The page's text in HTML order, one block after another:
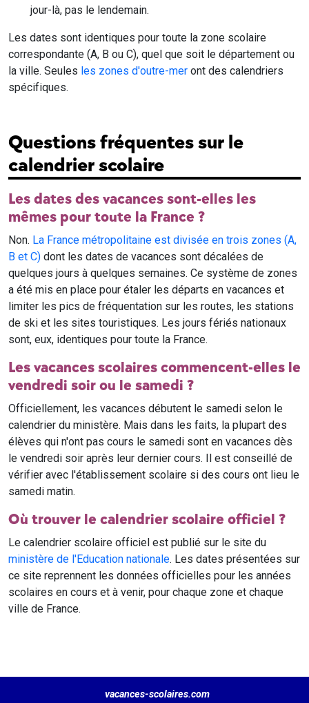
jour-là, pas le lendemain.
Les dates sont identiques pour toute la zone scolaire
correspondante (A, B ou C), quel que soit le département ou
la ville. Seules les zones d'outre-mer ont des calendriers
spécifiques.
Questions fréquentes sur le
calendrier scolaire
Les dates des vacances sont-elles les
mêmes pour toute la France ?
Non. La France métropolitaine est divisée en trois zones (A,
B et C) dont les dates de vacances sont décalées de
quelques jours à quelques semaines. Ce système de zones
a été mis en place pour étaler les départs en vacances et
limiter les pics de fréquentation sur les routes, les stations
de ski et les sites touristiques. Les jours fériés nationaux
sont, eux, identiques pour toute la France.
Les vacances scolaires commencent-elles le
vendredi soir ou le samedi ?
Officiellement, les vacances débutent le samedi selon le
calendrier du ministère. Mais dans les faits, la plupart des
élèves qui n'ont pas cours le samedi sont en vacances dès
le vendredi soir après leur dernier cours. Il est conseillé de
vérifier avec l'établissement scolaire si des cours ont lieu le
samedi matin.
Où trouver le calendrier scolaire officiel ?
Le calendrier scolaire officiel est publié sur le site du
ministère de l'Education nationale. Les dates présentées sur
ce site reprennent les données officielles pour les années
scolaires en cours et à venir, pour chaque zone et chaque
ville de France.
vacances-scolaires.com